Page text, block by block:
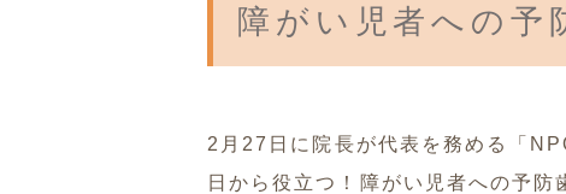
障がい児者への予
2月27日に院長が代表を務める「
日から役立つ！障がい児者への予防